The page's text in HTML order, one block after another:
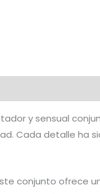
y sensual
Cada detalle
conjunto